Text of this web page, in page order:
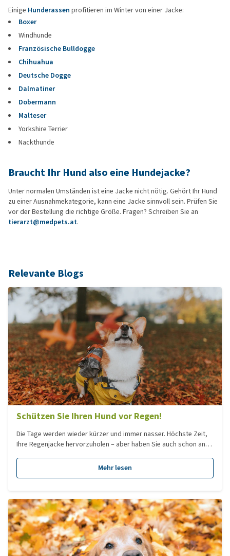
Einige Hunderassen profitieren im Winter von einer Jacke:
Boxer
Windhunde
Französische Bulldogge
Chihuahua
Deutsche Dogge
Dalmatiner
Dobermann
Malteser
Yorkshire Terrier
Nackthunde
Braucht Ihr Hund also eine Hundejacke?
Unter normalen Umständen ist eine Jacke nicht nötig. Gehört Ihr Hund
zu einer Ausnahmekategorie, kann eine Jacke sinnvoll sein. Prüfen Sie
vor der Bestellung die richtige Größe. Fragen? Schreiben Sie an
tierarzt@medpets.at.
Relevante Blogs
Schützen Sie Ihren Hund vor Regen!
Die Tage werden wieder kürzer und immer nasser. Höchste Zeit,
Ihre Regenjacke hervorzuholen – aber haben Sie auch schon an
lesen Sie, welche Vorteile es hat, eine Regenjacke für Ihren Hund
anzuschaffen.
Mehr lesen